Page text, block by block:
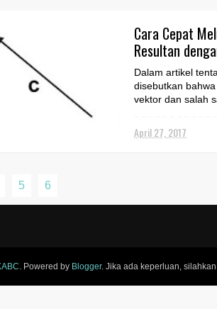
Cara Cepat
Resultan
Dalam artikel
disebutkan
vektor dan salah
April 27, 2017
5 6
. Powered by Blogger. Jika ada keperluan,